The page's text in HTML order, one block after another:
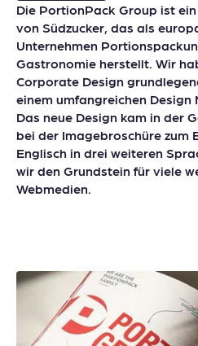
Die PortionPack Group ist
von Südzucker, das als
Unternehmen
Gastronomie herstellt. Wir
Corporate Design
einem umfangreichen
Das neue Design kam in der
bei der Imagebroschüre zum
Englisch in drei weiteren
wir den Grundstein für viele
Webmedien.